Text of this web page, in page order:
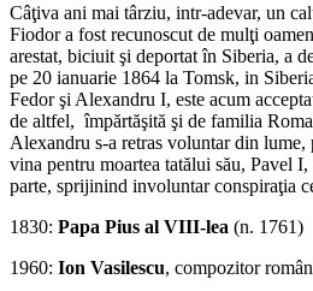
Câţiva ani mai târziu, intr-adevar, un
Fiodor a fost recunoscut de mulţi
arestat, biciuit şi deportat în Siberia, a
pe 20 ianuarie 1864 la Tomsk, in
Fedor şi Alexandru I, este acum
de altfel, împărtăşită şi de familia
Alexandru s-a retras voluntar din lume,
vina pentru moartea tatălui său, Pavel
parte, sprijinind involuntar conspiraţia
1830: Papa Pius al VIII-lea (n. 1761)
1960: Ion Vasilescu, compozitor